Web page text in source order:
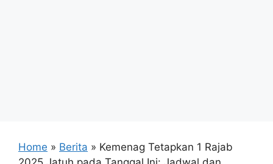
Home » Berita » Kemenag Tetapkan 1 Rajab